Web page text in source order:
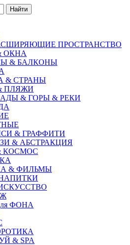
Найти
ПРОСТРАНСТВО
ОКНА
& БАЛКОНЫ
& СТРАНЫ
ПЛЯЖИ
& ГОРЫ & РЕКИ
& ГРАФФИТИ
& АБСТРАКЦИЯ
КОСМОС
& ФИЛЬМЫ
ФОНА
& SPA